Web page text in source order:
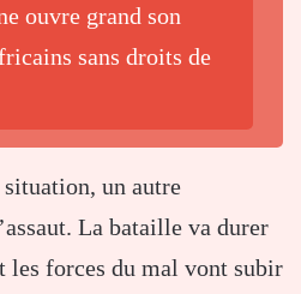
ouvre grand son
sans droits de
situation, un autre
La bataille va durer
les forces du mal vont subir